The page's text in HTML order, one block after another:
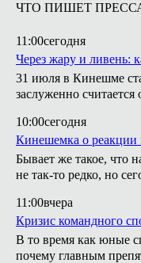
ЧТО ПИШЕТ
11:00сегодня
Через жару и ливень:
31 июля в Кинешме
заслуженно
10:00сегодня
Кинешемка о реакции
Бывает же такое, что
не так-то редко, но
11:00вчера
Кризис командного
В то время как юные
почему главным